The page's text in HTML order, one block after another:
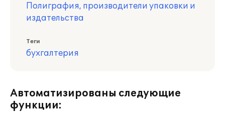
Полиграфия, производители упаковки и
издательства
Теги
бухгалтерия
Автоматизированы следующие
функции: